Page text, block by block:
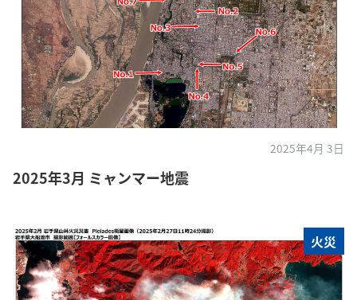
2025年4月 3日
2025年3月 ミャンマー地震
火災